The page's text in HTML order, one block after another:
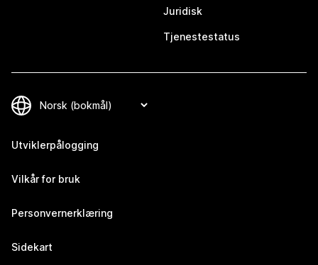
Juridisk
Tjenestestatus
Utviklerpålogging
Vilkår for bruk
Personvernerklæring
Sidekart